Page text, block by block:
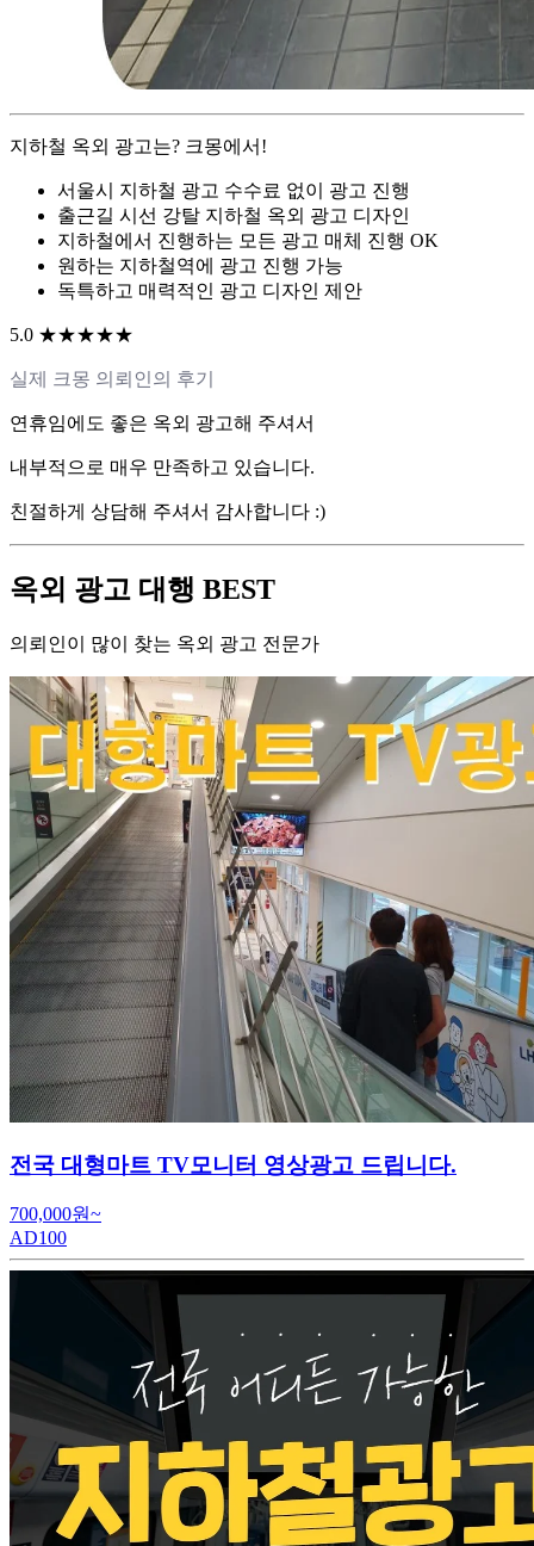
지하철 옥외 광고는? 크몽에서!
서울시 지하철 광고 수수료 없이 광고 진행
출근길 시선 강탈 지하철 옥외 광고 디자인
지하철에서 진행하는 모든 광고 매체 진행 OK
원하는 지하철역에 광고 진행 가능
독특하고 매력적인 광고 디자인 제안
5.0 ★★★★★
실제 크몽 의뢰인의 후기
연휴임에도 좋은 옥외 광고해 주셔서
내부적으로 매우 만족하고 있습니다.
친절하게 상담해 주셔서 감사합니다 :)
옥외 광고 대행 BEST
의뢰인이 많이 찾는 옥외 광고 전문가
전국 대형마트 TV모니터 영상광고 드립니다.
700,000원~
AD100